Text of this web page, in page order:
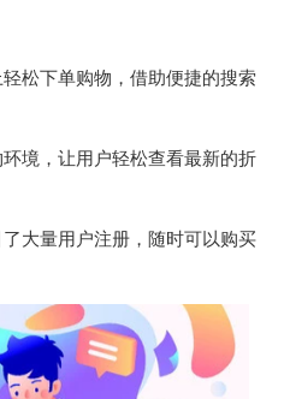
松下单购物，借助便捷的搜索
境，让用户轻松查看最新的折
大量用户注册，随时可以购买